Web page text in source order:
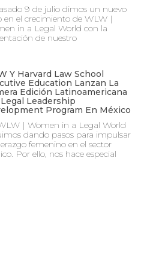
9 de julio dimos un nuevo
en el crecimiento de WLW |
in a Legal World con la
de nuestro
Y Harvard Law School
Education Lanzan La
Edición Latinoamericana
Leadership
Program En México
| Women in a Legal World
dando pasos para impulsar
femenino en el sector
Por ello, nos hace especial